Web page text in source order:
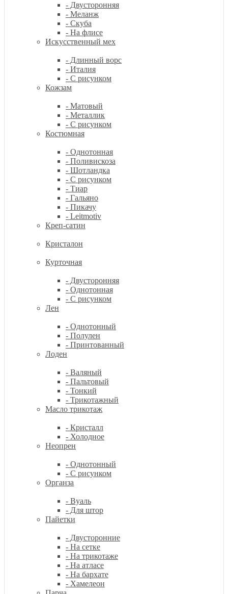
- Двусторонняя
- Меланж
- Скуба
- На флисе
Искусственный мех
- Длинный ворс
- Италия
- С рисунком
Кожзам
- Матовый
- Металлик
- С рисунком
Костюмная
- Однотонная
- Поливискоза
- Шотландка
- С рисунком
- Тиар
- Гальяно
- Пикачу
- Leitmotiv
Креп-сатин
Кристалон
Курточная
- Двусторонняя
- Однотонная
- С рисунком
Лен
- Однотонный
- Полулен
- Принтованный
Лоден
- Валяный
- Пальтовый
- Тонкий
- Трикотажный
Масло трикотаж
- Кристалл
- Холодное
Неопрен
- Однотонный
- С рисунком
Органза
- Вуаль
- Для штор
Пайетки
- Двусторонние
- На сетке
- На трикотаже
- На атласе
- На бархате
- Хамелеон